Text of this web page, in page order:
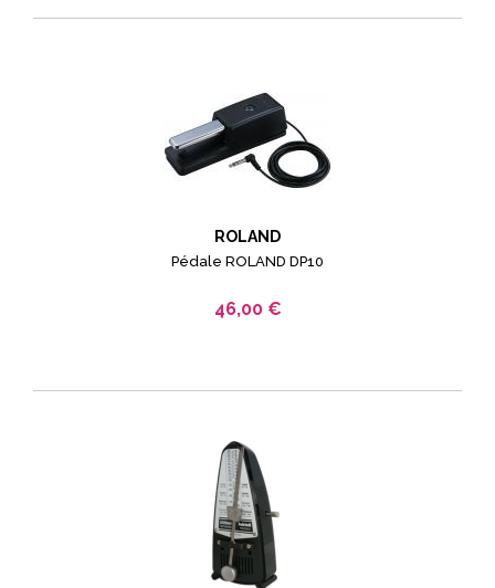
ROLAND
Pédale ROLAND DP10
46,00 €